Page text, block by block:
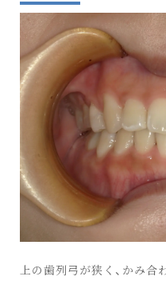
上の歯列弓が狭く、かみ合